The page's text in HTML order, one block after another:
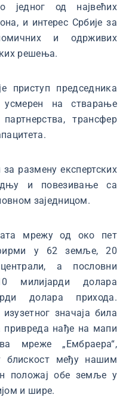
једног од највећих
и интерес Србије за
и одрживих
решења.
приступ председника
на стварање
трансфер
размену експертских
и повезивање са
заједницом.
мрежу од око пет
у 62 земље, 20
а пословни
милијарди долара
долара прихода.
значаја била
нађе на мапи
мреже „Ембраера“,
блискост међу нашим
положај обе земље у
и шире.